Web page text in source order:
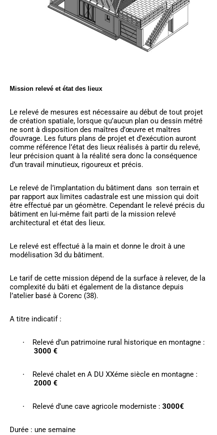
Mission relevé et état des lieux
Le relevé de mesures est nécessaire au début de tout projet
de création spatiale, lorsque qu’aucun plan ou dessin métré
ne sont à disposition des maîtres d’œuvre et maîtres
d’ouvrage. Les futurs plans de projet et d’exécution auront
comme référence l’état des lieux réalisés à partir du relevé,
leur précision quant à la réalité sera donc la conséquence
d’un travail minutieux, rigoureux et précis.
Le relevé de l’implantation du bâtiment dans son terrain et
par rapport aux limites cadastrale est une mission qui doit
être effectué par un géomètre. Cependant le relevé précis du
bâtiment en lui-même fait parti de la mission relevé
architectural et état des lieux.
Le relevé est effectué à la main et donne le droit à une
modélisation 3d du bâtiment.
Le tarif de cette mission dépend de la surface à relever, de la
complexité du bâti et également de la distance depuis
l’atelier basé à Corenc (38).
A titre indicatif :
·
Relevé d’un patrimoine rural historique en montagne :
3000 €
·
Relevé chalet en A DU XXéme siècle en montagne :
2000 €
· Relevé d’une cave agricole moderniste :3000€
Durée : une semaine